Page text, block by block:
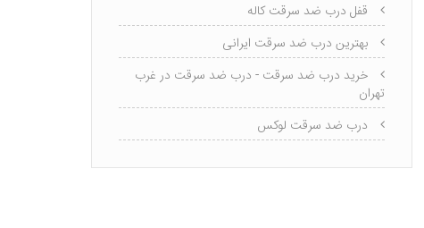
قفل درب ضد سرقت کاله
بهترین درب ضد سرقت ایرانی
خرید درب ضد سرقت - درب ضد سرقت در غرب
تهران
درب ضد سرقت لوکس